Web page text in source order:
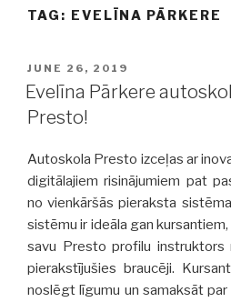
TAG: EVELĪNA PĀRKERE
POSTED
ON
JUNE 26, 2019
Evelīna Pārkere
Presto!
Autoskola Presto izceļas ar
digitālajiem risinājumiem pat
no vienkāršās pieraksta
sistēmu ir ideāla gan
savu Presto profilu instruktors
pierakstījušies braucēji.
noslēgt līgumu un samaksāt